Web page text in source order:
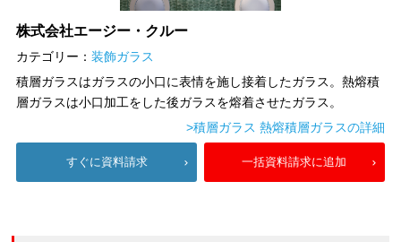
株式会社エージー・クルー
カテゴリー：装飾ガラス
積層ガラスはガラスの小口に表情を施し接着したガラス。熱熔積
層ガラスは小口加工をした後ガラスを熔着させたガラス。
>積層ガラス 熱熔積層ガラスの詳細
すぐに資料請求 一括資料請求に追加